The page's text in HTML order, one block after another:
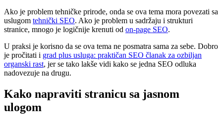
Ako je problem tehničke prirode, onda se ova tema mora povezati sa
uslugom tehnički SEO. Ako je problem u sadržaju i strukturi
stranice, mnogo je logičnije krenuti od on-page SEO.
U praksi je korisno da se ova tema ne posmatra sama za sebe. Dobro
je pročitati i grad plus usluga: praktičan SEO članak za ozbiljan
organski rast, jer se tako lakše vidi kako se jedna SEO odluka
nadovezuje na drugu.
Kako napraviti stranicu sa jasnom
ulogom